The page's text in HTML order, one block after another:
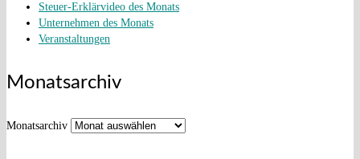
Steuer-Erklärvideo des Monats
Unternehmen des Monats
Veranstaltungen
Monatsarchiv
Monatsarchiv